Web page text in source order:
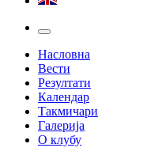
Насловна
Вести
Резултати
Календар
Такмичари
Галерија
О клубу